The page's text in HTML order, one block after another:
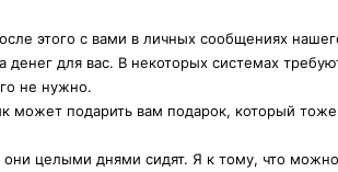
этого с вами в личных сообщениях
для вас. В некоторых системах
не нужно.
может подарить вам подарок, который
целыми днями сидят. Я к тому, что